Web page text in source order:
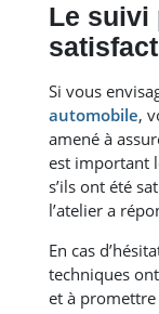
Le suivi
Si vous
automobile,
amené à
est important
s’ils ont été
l’atelier a
En cas
techniques
et à